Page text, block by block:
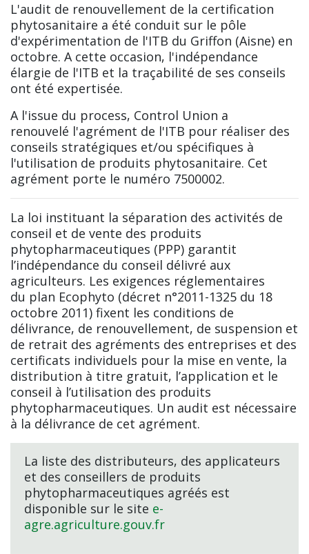
L'audit de renouvellement de la certification
phytosanitaire a été conduit sur le pôle
d'expérimentation de l'ITB du Griffon (Aisne) en
octobre. A cette occasion, l'indépendance
élargie de l'ITB et la traçabilité de ses conseils
ont été expertisée.
A l'issue du process, Control Union a
renouvelé l'agrément de l'ITB pour réaliser des
conseils stratégiques et/ou spécifiques à
l'utilisation de produits phytosanitaire. Cet
agrément porte le numéro 7500002.
La loi instituant la séparation des activités de
conseil et de vente des produits
phytopharmaceutiques (PPP) garantit
l’indépendance du conseil délivré aux
agriculteurs. Les exigences réglementaires
du plan Ecophyto (décret n°2011-1325 du 18
octobre 2011) fixent les conditions de
délivrance, de renouvellement, de suspension et
de retrait des agréments des entreprises et des
certificats individuels pour la mise en vente, la
distribution à titre gratuit, l’application et le
conseil à l’utilisation des produits
phytopharmaceutiques. Un audit est nécessaire
à la délivrance de cet agrément.
La liste des distributeurs, des applicateurs
et des conseillers de produits
phytopharmaceutiques agréés est
disponible sur le site e-
agre.agriculture.gouv.fr